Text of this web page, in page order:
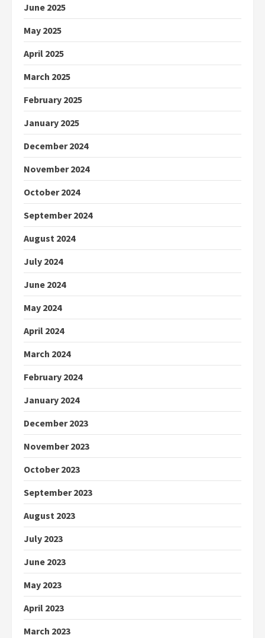
June 2025
May 2025
April 2025
March 2025
February 2025
January 2025
December 2024
November 2024
October 2024
September 2024
August 2024
July 2024
June 2024
May 2024
April 2024
March 2024
February 2024
January 2024
December 2023
November 2023
October 2023
September 2023
August 2023
July 2023
June 2023
May 2023
April 2023
March 2023